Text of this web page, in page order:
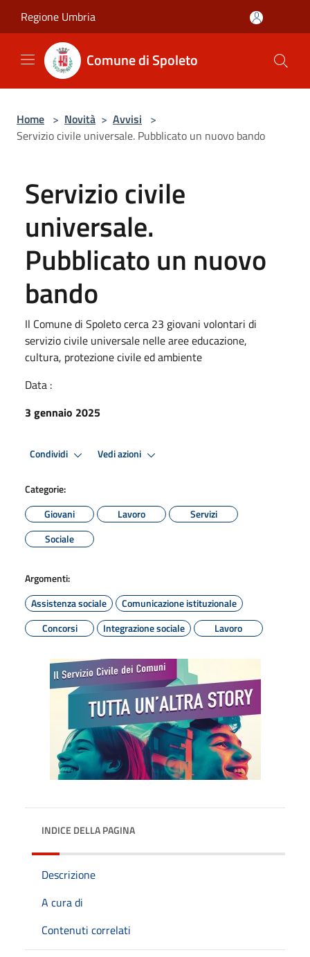
Regione Umbria
Comune di Spoleto
Home > Novità > Avvisi >
Servizio civile universale. Pubblicato un nuovo bando
Servizio civile
universale.
Pubblicato un nuovo
bando
Il Comune di Spoleto cerca 23 giovani volontari di
servizio civile universale nelle aree educazione,
cultura, protezione civile ed ambiente
Data :
3 gennaio 2025
Condividi Vedi azioni
Categorie:
Giovani
Lavoro
Servizi
Sociale
Argomenti:
Assistenza sociale
Comunicazione istituzionale
Concorsi
Integrazione sociale Lavoro
INDICE DELLA PAGINA
Descrizione
A cura di
Contenuti correlati